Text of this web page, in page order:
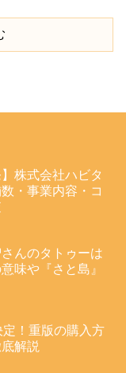
株式会社ハビタ
・事業内容・コ
さんのタトゥーは
味や『さと島』
！重版の購入方
解説